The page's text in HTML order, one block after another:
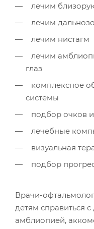
лечим
лечим
лечим нистагм
лечим
глаз
комплексное
системы
подбор очков
лечебные
визуальная
подбор
Врачи-
детям справиться
амблиопией,